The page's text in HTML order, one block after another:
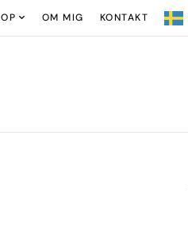
OM MIG KONTAKT